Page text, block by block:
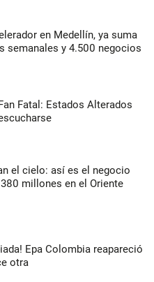
en Medellín, ya suma
semanales y 4.500 negocios
Fatal: Estados Alterados
el cielo: así es el negocio
millones en el Oriente
Epa Colombia reapareció
otra